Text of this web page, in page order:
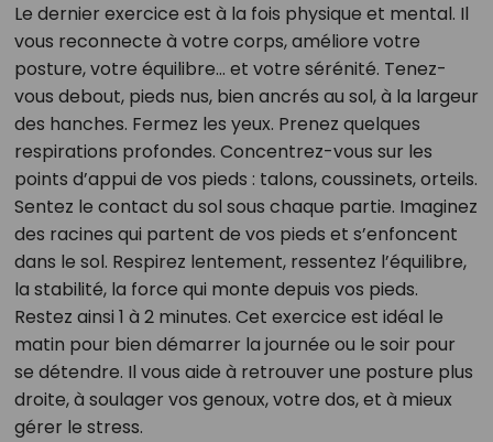
Le dernier exercice est à la fois physique et mental. Il
vous reconnecte à votre corps, améliore votre
posture, votre équilibre… et votre sérénité. Tenez-
vous debout, pieds nus, bien ancrés au sol, à la largeur
des hanches. Fermez les yeux. Prenez quelques
respirations profondes. Concentrez-vous sur les
points d’appui de vos pieds : talons, coussinets, orteils.
Sentez le contact du sol sous chaque partie. Imaginez
des racines qui partent de vos pieds et s’enfoncent
dans le sol. Respirez lentement, ressentez l’équilibre,
la stabilité, la force qui monte depuis vos pieds.
Restez ainsi 1 à 2 minutes. Cet exercice est idéal le
matin pour bien démarrer la journée ou le soir pour
se détendre. Il vous aide à retrouver une posture plus
droite, à soulager vos genoux, votre dos, et à mieux
gérer le stress.